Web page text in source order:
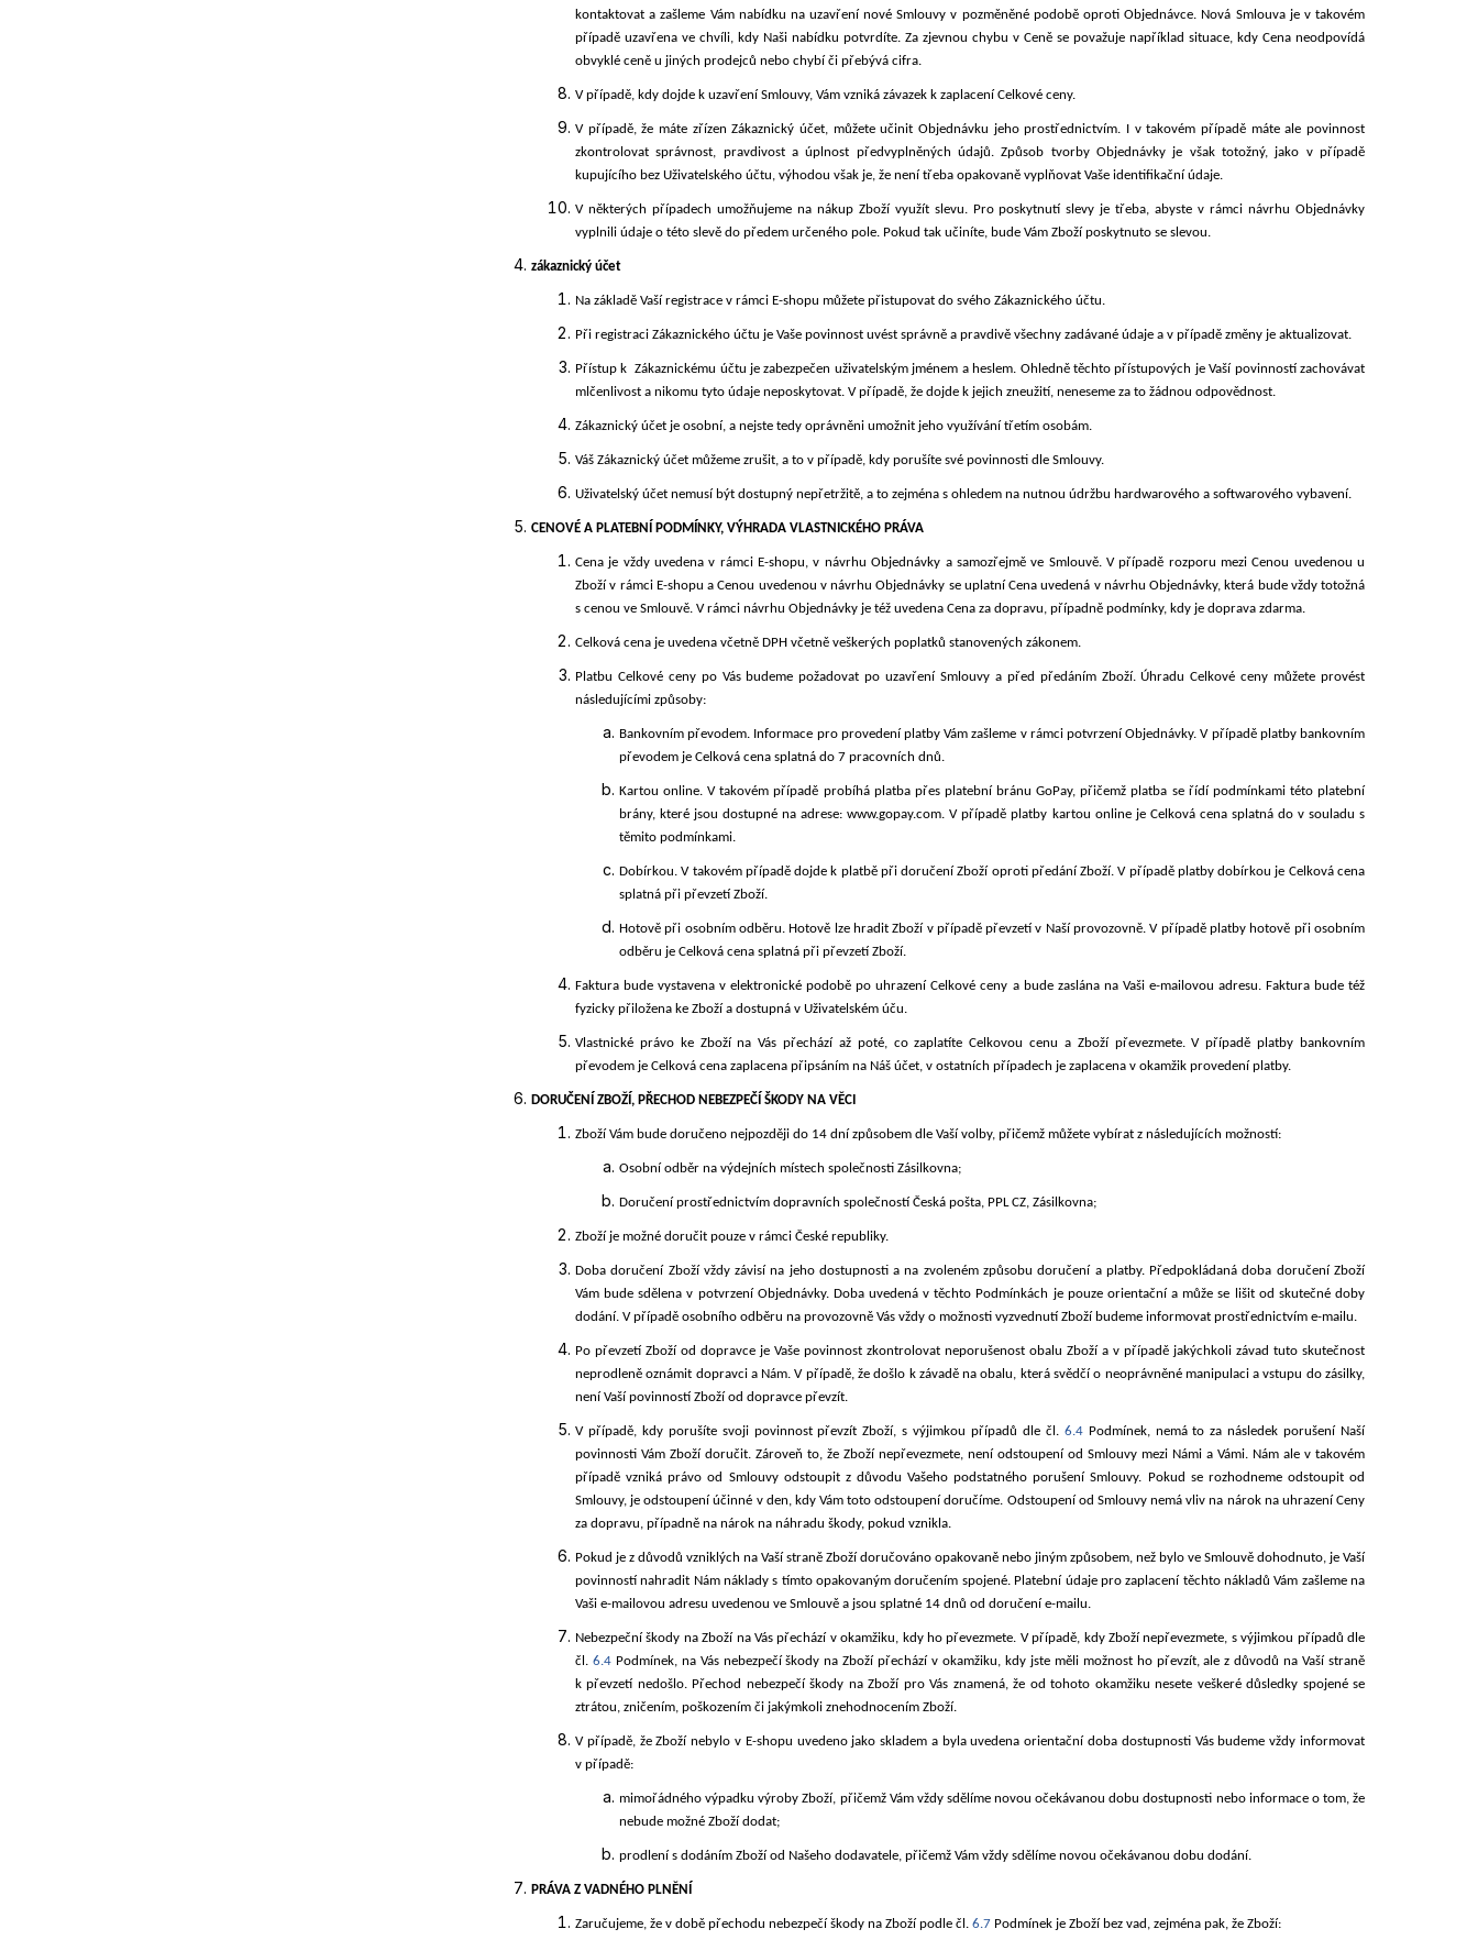
kontaktovat a zašleme Vám nabídku na uzavření nové Smlouvy v pozměněné podobě oproti Objednávce. Nová Smlouva je v takovém
případě uzavřena ve chvíli, kdy Naši nabídku potvrdíte. Za zjevnou chybu v Ceně se považuje například situace, kdy Cena neodpovídá
obvyklé ceně u jiných prodejců nebo chybí či přebývá cifra.
V případě, kdy dojde k uzavření Smlouvy, Vám vzniká závazek k zaplacení Celkové ceny.
V případě, že máte zřízen Zákaznický účet, můžete učinit Objednávku jeho prostřednictvím. I v takovém případě máte ale povinnost
zkontrolovat správnost, pravdivost a úplnost předvyplněných údajů. Způsob tvorby Objednávky je však totožný, jako v případě
kupujícího bez Uživatelského účtu, výhodou však je, že není třeba opakovaně vyplňovat Vaše identifikační údaje.
V některých případech umožňujeme na nákup Zboží využít slevu. Pro poskytnutí slevy je třeba, abyste v rámci návrhu Objednávky
vyplnili údaje o této slevě do předem určeného pole. Pokud tak učiníte, bude Vám Zboží poskytnuto se slevou.
zákaznický účet
Na základě Vaší registrace v rámci E-shopu můžete přistupovat do svého Zákaznického účtu.
Při registraci Zákaznického účtu je Vaše povinnost uvést správně a pravdivě všechny zadávané údaje a v případě změny je aktualizovat.
Přístup k Zákaznickému účtu je zabezpečen uživatelským jménem a heslem. Ohledně těchto přístupových je Vaší povinností zachovávat
mlčenlivost a nikomu tyto údaje neposkytovat. V případě, že dojde k jejich zneužití, neneseme za to žádnou odpovědnost.
Zákaznický účet je osobní, a nejste tedy oprávněni umožnit jeho využívání třetím osobám.
Váš Zákaznický účet můžeme zrušit, a to v případě, kdy porušíte své povinnosti dle Smlouvy.
Uživatelský účet nemusí být dostupný nepřetržitě, a to zejména s ohledem na nutnou údržbu hardwarového a softwarového vybavení.
CENOVÉ A PLATEBNÍ PODMÍNKY, VÝHRADA VLASTNICKÉHO PRÁVA
Cena je vždy uvedena v rámci E-shopu, v návrhu Objednávky a samozřejmě ve Smlouvě. V případě rozporu mezi Cenou uvedenou u
Zboží v rámci E-shopu a Cenou uvedenou v návrhu Objednávky se uplatní Cena uvedená v návrhu Objednávky, která bude vždy totožná
s cenou ve Smlouvě. V rámci návrhu Objednávky je též uvedena Cena za dopravu, případně podmínky, kdy je doprava zdarma.
Celková cena je uvedena včetně DPH včetně veškerých poplatků stanovených zákonem.
Platbu Celkové ceny po Vás budeme požadovat po uzavření Smlouvy a před předáním Zboží. Úhradu Celkové ceny můžete provést
následujícími způsoby:
Bankovním převodem. Informace pro provedení platby Vám zašleme v rámci potvrzení Objednávky. V případě platby bankovním
převodem je Celková cena splatná do 7 pracovních dnů.
Kartou online. V takovém případě probíhá platba přes platební bránuGoPay, přičemž platba se řídí podmínkami této platební
brány, které jsou dostupné na adrese:www.gopay.com. V případě platby kartou online je Celková cena splatná dov souladu s
těmito podmínkami.
Dobírkou. V takovém případě dojde k platbě při doručení Zboží oproti předání Zboží. V případě platby dobírkou je Celková cena
splatná při převzetí Zboží.
Hotově při osobním odběru. Hotově lze hradit Zboží v případě převzetí v Naší provozovně. V případě platby hotově při osobním
odběru je Celková cena splatná při převzetí Zboží.
Faktura bude vystavena v elektronické podobě po uhrazení Celkové ceny a bude zaslána na Vaši e-mailovou adresu. Faktura bude též
fyzicky přiložena ke Zboží a dostupná v Uživatelském úču.
Vlastnické právo ke Zboží na Vás přechází až poté, co zaplatíte Celkovou cenu a Zboží převezmete. V případě platby bankovním
převodem je Celková cena zaplacena připsáním na Náš účet, v ostatních případech je zaplacena v okamžik provedení platby.
DORUČENÍ ZBOŽÍ, PŘECHOD NEBEZPEČÍ ŠKODY NA VĚCI
Zboží Vám bude doručeno nejpozději do 14 dní způsobem dle Vaší volby, přičemž můžete vybírat z následujících možností:
Osobní odběr na výdejních místech společnosti Zásilkovna;
Doručení prostřednictvím dopravních společností Česká pošta, PPL CZ, Zásilkovna;
Zboží je možné doručit pouze v rámci České republiky.
Doba doručení Zboží vždy závisí na jeho dostupnosti a na zvoleném způsobu doručení a platby. Předpokládaná doba doručení Zboží
Vám bude sdělena v potvrzení Objednávky. Doba uvedená v těchto Podmínkách je pouze orientační a může se lišit od skutečné doby
dodání. V případě osobního odběru na provozovně Vás vždy o možnosti vyzvednutí Zboží budeme informovat prostřednictvím e-mailu.
Po převzetí Zboží od dopravce je Vaše povinnost zkontrolovat neporušenost obalu Zboží a v případě jakýchkoli závad tuto skutečnost
neprodleně oznámit dopravci a Nám. V případě, že došlo k závadě na obalu, která svědčí o neoprávněné manipulaci a vstupu do zásilky,
není Vaší povinností Zboží od dopravce převzít.
V případě, kdy porušíte svoji povinnost převzít Zboží, s výjimkou případů dle čl. 6.4Podmínek, nemá to za následek porušení Naší
povinnosti Vám Zboží doručit. Zároveň to, že Zboží nepřevezmete, není odstoupení od Smlouvy mezi Námi a Vámi. Nám ale v takovém
případě vzniká právo od Smlouvy odstoupit z důvodu Vašeho podstatného porušení Smlouvy. Pokud se rozhodneme odstoupit od
Smlouvy, je odstoupení účinné v den, kdy Vám toto odstoupení doručíme. Odstoupení od Smlouvy nemá vliv na nárok na uhrazení Ceny
za dopravu, případně na nárok na náhradu škody, pokud vznikla.
Pokud je z důvodů vzniklých na Vaší straně Zboží doručováno opakovaně nebo jiným způsobem, než bylo ve Smlouvě dohodnuto, je Vaší
povinností nahradit Nám náklady s tímto opakovaným doručením spojené. Platební údaje pro zaplacení těchto nákladů Vám zašleme na
Vaši e-mailovou adresu uvedenou ve Smlouvě a jsou splatné 14 dnů od doručení e-mailu.
Nebezpeční škody na Zboží na Vás přechází v okamžiku, kdy ho převezmete. V případě, kdy Zboží nepřevezmete, s výjimkou případů dle
čl. 6.4Podmínek, na Vás nebezpečí škody na Zboží přechází v okamžiku, kdy jste měli možnost ho převzít, ale z důvodů na Vaší straně
k převzetí nedošlo. Přechod nebezpečí škody na Zboží pro Vás znamená, že od tohoto okamžiku nesete veškeré důsledky spojené se
ztrátou, zničením, poškozením či jakýmkoli znehodnocením Zboží.
V případě, že Zboží nebylo v E-shopu uvedeno jako skladem a byla uvedena orientační doba dostupnosti Vás budeme vždy informovat
v případě:
mimořádného výpadku výroby Zboží, přičemž Vám vždy sdělíme novou očekávanou dobu dostupnosti nebo informace o tom, že
nebude možné Zboží dodat;
prodlení s dodáním Zboží od Našeho dodavatele, přičemž Vám vždy sdělíme novou očekávanou dobu dodání.
PRÁVA Z VADNÉHO PLNĚNÍ
Zaručujeme, že v době přechodu nebezpečí škody na Zboží podle čl. 6.7 Podmínek je Zboží bez vad, zejména pak, že Zboží: